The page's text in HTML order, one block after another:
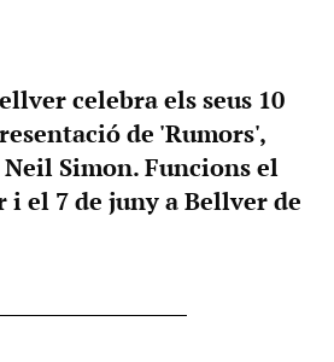
celebra els seus 10
de 'Rumors',
Simon. Funcions el
i el 7 de juny a Bellver de